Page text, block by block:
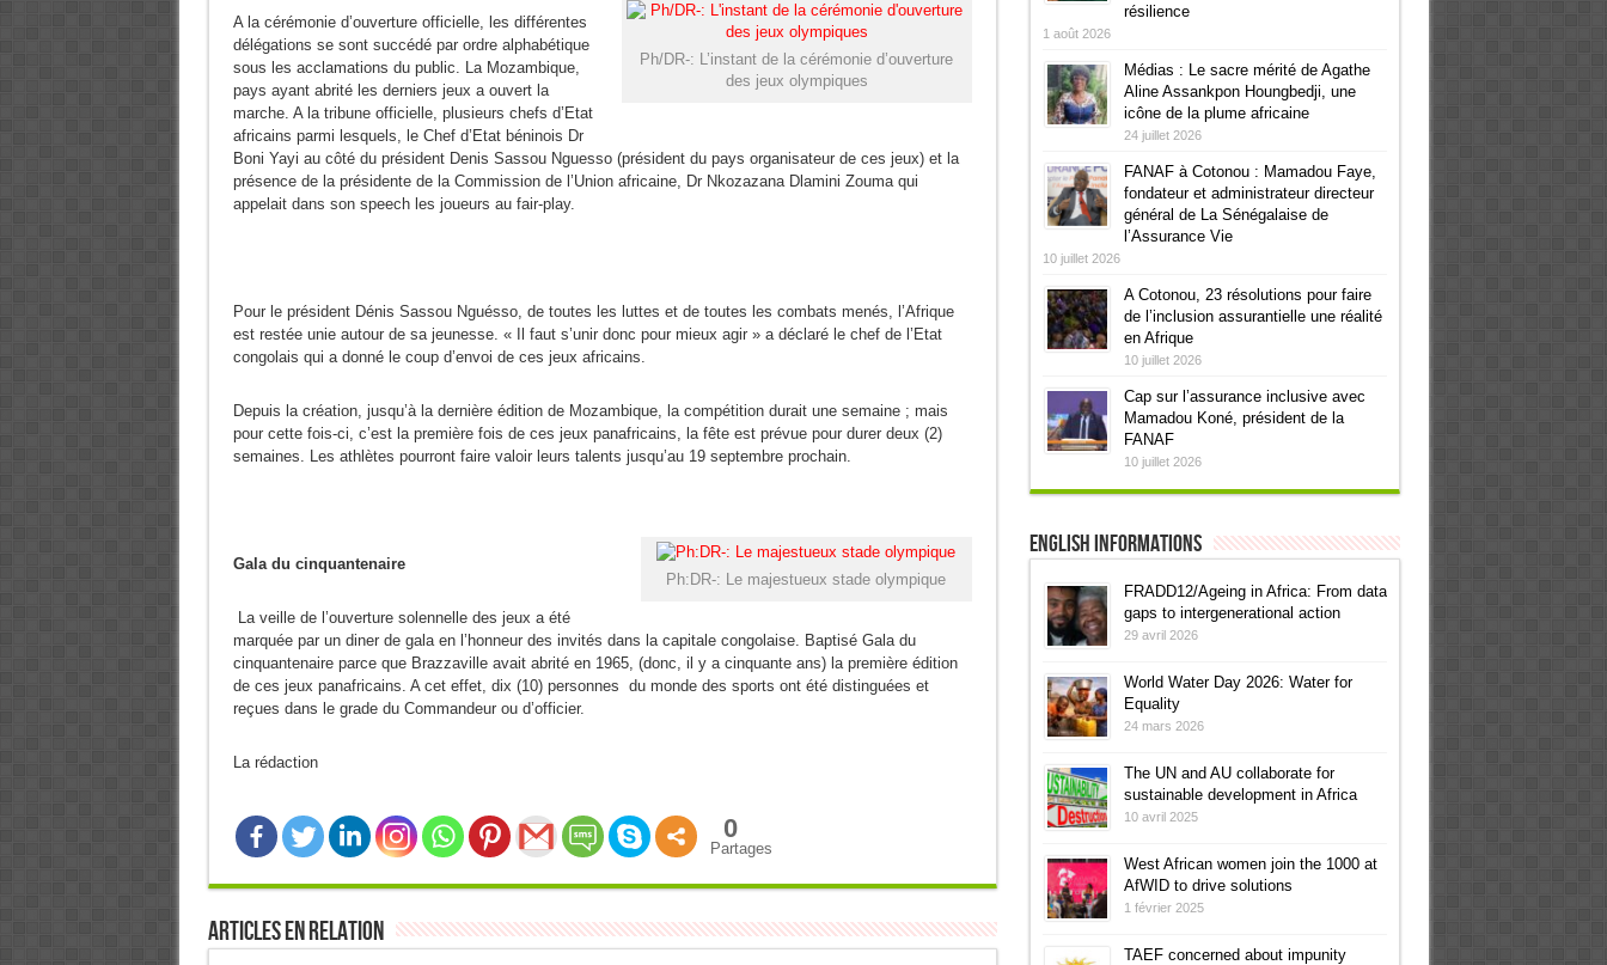
Ph/DR-: L’instant de la cérémonie d’ouverture
des jeux olympiques
A la cérémonie d’ouverture officielle, les différentes
délégations se sont succédé par ordre alphabétique
sous les acclamations du public. La Mozambique,
pays ayant abrité les derniers jeux a ouvert la
marche. A la tribune officielle, plusieurs chefs d’Etat
africains parmi lesquels, le Chef d’Etat béninois Dr
Boni Yayi au côté du président Denis Sassou Nguesso (président du pays organisateur de ces jeux) et la
présence de la présidente de la Commission de l’Union africaine, Dr Nkozazana Dlamini Zouma qui
appelait dans son speech les joueurs au fair-play.
Pour le président Dénis Sassou Nguésso, de toutes les luttes et de toutes les combats menés, l’Afrique
est restée unie autour de sa jeunesse. « Il faut s’unir donc pour mieux agir » a déclaré le chef de l’Etat
congolais qui a donné le coup d’envoi de ces jeux africains.
Depuis la création, jusqu’à la dernière édition de Mozambique, la compétition durait une semaine ; mais
pour cette fois-ci, c’est la première fois de ces jeux panafricains, la fête est prévue pour durer deux (2)
semaines. Les athlètes pourront faire valoir leurs talents jusqu’au 19 septembre prochain.
Ph:DR-: Le majestueux stade olympique
Gala du cinquantenaire
La veille de l’ouverture solennelle des jeux a été
marquée par un diner de gala en l’honneur des invités dans la capitale congolaise. Baptisé Gala du
cinquantenaire parce que Brazzaville avait abrité en 1965, (donc, il y a cinquante ans) la première édition
de ces jeux panafricains. A cet effet, dix (10) personnes du monde des sports ont été distinguées et
reçues dans le grade du Commandeur ou d’officier.
La rédaction
0
Partages
Articles en relation
résilience
1 août 2026
Médias : Le sacre mérité de Agathe
Aline Assankpon Houngbedji, une
icône de la plume africaine
24 juillet 2026
FANAF à Cotonou : Mamadou Faye,
fondateur et administrateur directeur
général de La Sénégalaise de
l’Assurance Vie
10 juillet 2026
A Cotonou, 23 résolutions pour faire
de l’inclusion assurantielle une réalité
en Afrique
10 juillet 2026
Cap sur l’assurance inclusive avec
Mamadou Koné, président de la
FANAF
10 juillet 2026
English informations
FRADD12/Ageing in Africa: From data
gaps to intergenerational action
29 avril 2026
World Water Day 2026: Water for
Equality
24 mars 2026
The UN and AU collaborate for
sustainable development in Africa
10 avril 2025
West African women join the 1000 at
AfWID to drive solutions
1 février 2025
TAEF concerned about impunity